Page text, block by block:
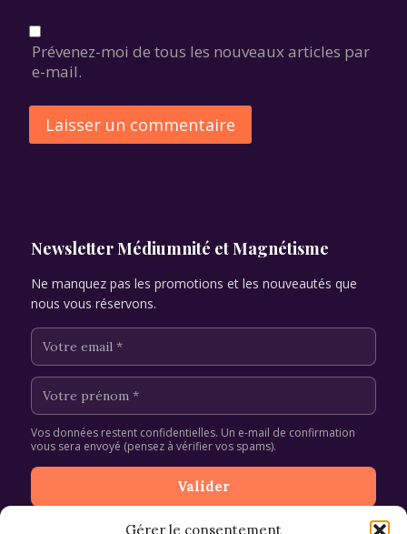
Gérer le consentement
Prévenez-moi de tous les nouveaux articles par
e-mail.
Newsletter Médiumnité et Magnétisme
Ne manquez pas les promotions et les nouveautés que
nous vous réservons.
Vos données restent confidentielles. Un e-mail de confirmation
vous sera envoyé (pensez à vérifier vos spams).